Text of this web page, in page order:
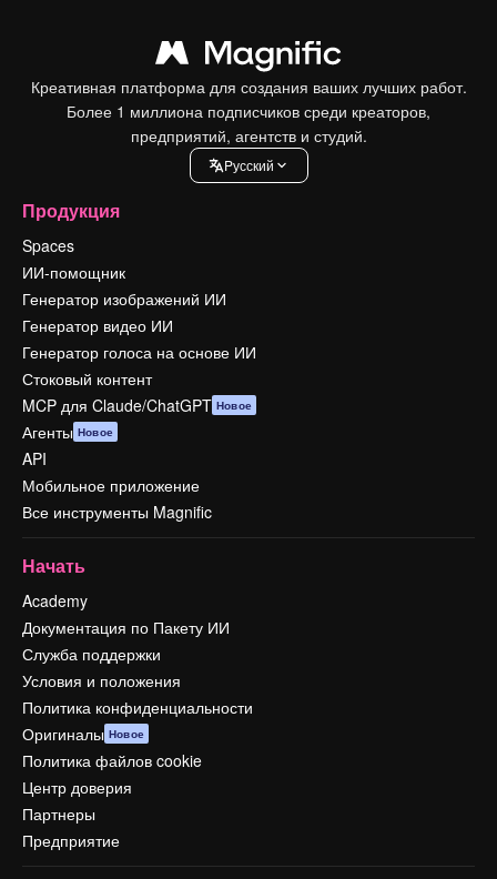
Креативная платформа для создания ваших лучших работ.
Более 1 миллиона подписчиков среди креаторов,
предприятий, агентств и студий.
Pусский
Продукция
Spaces
ИИ-помощник
Генератор изображений ИИ
Генератор видео ИИ
Генератор голоса на основе ИИ
Стоковый контент
MCP для Claude/ChatGPT Новое
Агенты Новое
API
Мобильное приложение
Все инструменты Magnific
Начать
Academy
Документация по Пакету ИИ
Служба поддержки
Условия и положения
Политика конфиденциальности
Оригиналы Новое
Политика файлов cookie
Центр доверия
Партнеры
Предприятие